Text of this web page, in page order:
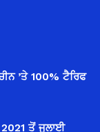
’ਤੇ 100% ਟੈਰਿਫ
2021 ਤੋਂ ਜੁਲਾਈ